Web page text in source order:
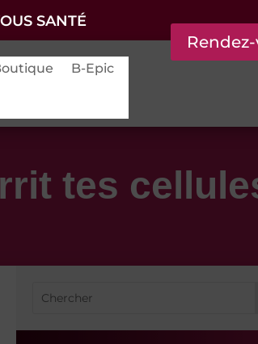
SANTÉ
B-Epic
tes